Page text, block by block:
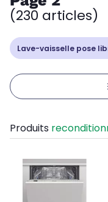
(230 articles)
Lave-vaisselle pose
Produits